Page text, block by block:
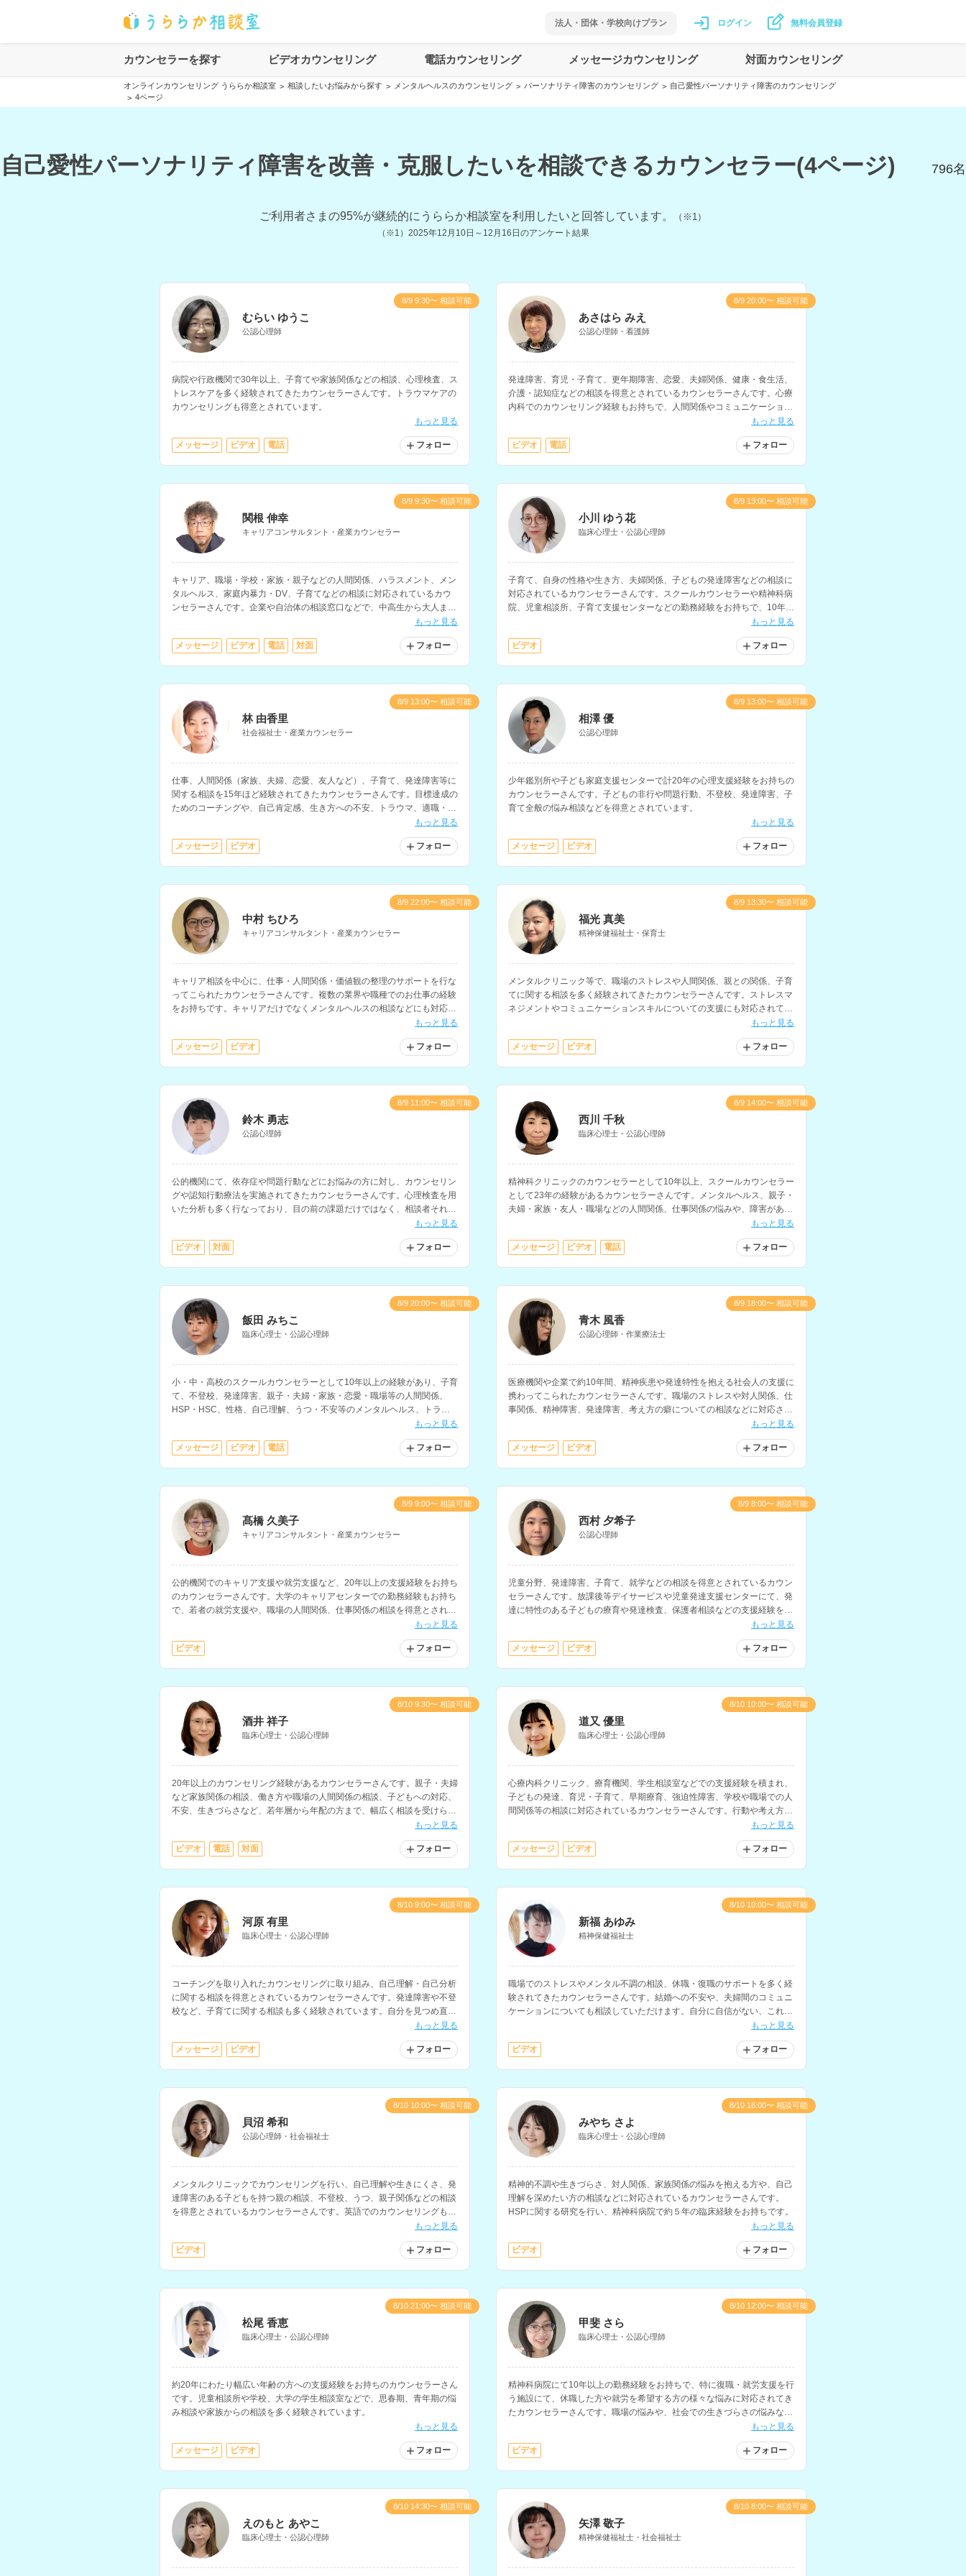
法人・団体・学校向けプラン ログイン 無料会員登録
カウンセラーを探す ビデオカウンセリング 電話カウンセリング メッセージカウンセリング 対面カウンセリング
オンラインカウンセリング うららか相談室 > 相談したいお悩みから探す > メンタルヘルスのカウンセリング > パーソナリティ障害のカウンセリング > 自己愛性パーソナリティ障害のカウンセリング
> 4ページ
自己愛性パーソナリティ障害を改善・克服したいを相談できるカウンセラー(4ページ) 796名
ご利用者さまの95%が継続的にうららか相談室を利用したいと回答しています。 （※1）
（※1） 2025年12月10日～12月16日 のアンケート結果
むらい ゆうこ
公認心理師
病院や行政機関で30年以上、子育てや家族関係などの相談、心理検査、ス
トレスケアを多く経験されてきたカウンセラーさんです。トラウマケアの
カウンセリングも得意とされています。
もっと見る
メッセージ ビデオ 電話 フォロー
8/9 9:30〜 相談可能
あさはら みえ
公認心理師・看護師
発達障害、育児・子育て、更年期障害、恋愛、夫婦関係、健康・食生活、
介護・認知症などの相談を得意とされているカウンセラーさんです。心療
内科でのカウンセリング経験もお持ちで、人間関係やコミュニケーショ
もっと見る
ビデオ 電話 フォロー
8/9 20:00〜 相談可能
関根 伸幸
キャリアコンサルタント・産業カウンセラー
キャリア、職場・学校・家族・親子などの人間関係、ハラスメント、メン
タルヘルス、家庭内暴力・DV、子育てなどの相談に対応されているカウ
ンセラーさんです。企業や自治体の相談窓口などで、中高生から大人まで
もっと見る
メッセージ ビデオ 電話 対面 フォロー
8/9 9:30〜 相談可能
小川 ゆう花
臨床心理士・公認心理師
子育て、自身の性格や生き方、夫婦関係、子どもの発達障害などの相談に
対応されているカウンセラーさんです。スクールカウンセラーや精神科病
院、児童相談所、子育て支援センターなどの勤務経験をお持ちで、10年以
もっと見る
ビデオ フォロー
8/9 13:00〜 相談可能
林 由香里
社会福祉士・産業カウンセラー
仕事、人間関係（家族、夫婦、恋愛、友人など）、子育て、発達障害等に
関する相談を15年ほど経験されてきたカウンセラーさんです。目標達成の
ためのコーチングや、自己肯定感、生き方への不安、トラウマ、適職・復
もっと見る
メッセージ ビデオ フォロー
8/9 13:00〜 相談可能
相澤 優
公認心理師
少年鑑別所や子ども家庭支援センターで計20年の心理支援経験をお持ちの
カウンセラーさんです。子どもの非行や問題行動、不登校、発達障害、子
育て全般の悩み相談などを得意とされています。
もっと見る
メッセージ ビデオ フォロー
8/9 13:00〜 相談可能
中村 ちひろ
キャリアコンサルタント・産業カウンセラー
キャリア相談を中心に、仕事・人間関係・価値観の整理のサポートを行な
ってこられたカウンセラーさんです。複数の業界や職種でのお仕事の経験
をお持ちです。キャリアだけでなくメンタルヘルスの相談などにも対応さ
もっと見る
メッセージ ビデオ フォロー
8/9 22:00〜 相談可能
福光 真美
精神保健福祉士・保育士
メンタルクリニック等で、職場のストレスや人間関係、親との関係、子育
てに関する相談を多く経験されてきたカウンセラーさんです。ストレスマ
ネジメントやコミュニケーションスキルについての支援にも対応されてい
もっと見る
メッセージ ビデオ フォロー
8/9 13:30〜 相談可能
鈴木 勇志
公認心理師
公的機関にて、依存症や問題行動などにお悩みの方に対し、カウンセリン
グや認知行動療法を実施されてきたカウンセラーさんです。心理検査を用
いた分析も多く行なっており、目の前の課題だけではなく、相談者それぞ
れの人生や背景にある生き方の問題まで含めたカウンセリングを行なって
もっと見る
ビデオ 対面 フォロー
8/9 11:00〜 相談可能
西川 千秋
臨床心理士・公認心理師
精神科クリニックのカウンセラーとして10年以上、スクールカウンセラー
として23年の経験があるカウンセラーさんです。メンタルヘルス、親子・
夫婦・家族・友人・職場などの人間関係、仕事関係の悩みや、障害がある
もっと見る
メッセージ ビデオ 電話 フォロー
8/9 14:00〜 相談可能
飯田 みちこ
臨床心理士・公認心理師
小・中・高校のスクールカウンセラーとして10年以上の経験があり、子育
て、不登校、発達障害、親子・夫婦・家族・恋愛・職場等の人間関係、
HSP・HSC、性格、自己理解、うつ・不安等のメンタルヘルス、トラウ
マ、ストレス・アンガーマネジメントの相談などに対応されているカウン
もっと見る
メッセージ ビデオ 電話 フォロー
8/9 20:00〜 相談可能
青木 風香
公認心理師・作業療法士
医療機関や企業で約10年間、精神疾患や発達特性を抱える社会人の支援に
携わってこられたカウンセラーさんです。職場のストレスや対人関係、仕
事関係、精神障害、発達障害、考え方の癖についての相談などに対応され
もっと見る
メッセージ ビデオ フォロー
8/9 18:00〜 相談可能
髙橋 久美子
キャリアコンサルタント・産業カウンセラー
公的機関でのキャリア支援や就労支援など、20年以上の支援経験をお持ち
のカウンセラーさんです。大学のキャリアセンターでの勤務経験もお持ち
で、若者の就労支援や、職場の人間関係、仕事関係の相談を得意とされて
もっと見る
ビデオ フォロー
8/9 9:00〜 相談可能
西村 夕希子
公認心理師
児童分野、発達障害、子育て、就学などの相談を得意とされているカウン
セラーさんです。放課後等デイサービスや児童発達支援センターにて、発
達に特性のある子どもの療育や発達検査、保護者相談などの支援経験をお
もっと見る
メッセージ ビデオ フォロー
8/9 8:00〜 相談可能
酒井 祥子
臨床心理士・公認心理師
20年以上のカウンセリング経験があるカウンセラーさんです。親子・夫婦
など家族関係の相談、働き方や職場の人間関係の相談、子どもへの対応、
不安、生きづらさなど、若年層から年配の方まで、幅広く相談を受けられ
※性依存・性犯罪に関するご相談には対応しておりません。ご了承くださ
もっと見る
ビデオ 電話 対面 フォロー
8/10 9:30〜 相談可能
道又 優里
臨床心理士・公認心理師
心療内科クリニック、療育機関、学生相談室などでの支援経験を積まれ、
子どもの発達、育児・子育て、早期療育、強迫性障害、学校や職場での人
間関係等の相談に対応されているカウンセラーさんです。行動や考え方に
もっと見る
メッセージ ビデオ フォロー
8/10 10:00〜 相談可能
河原 有里
臨床心理士・公認心理師
コーチングを取り入れたカウンセリングに取り組み、自己理解・自己分析
に関する相談を得意とされているカウンセラーさんです。発達障害や不登
校など、子育てに関する相談も多く経験されています。自分を見つめ直し
もっと見る
メッセージ ビデオ フォロー
8/10 9:00〜 相談可能
新福 あゆみ
精神保健福祉士
職場でのストレスやメンタル不調の相談、休職・復職のサポートを多く経
験されてきたカウンセラーさんです。結婚への不安や、夫婦間のコミュニ
ケーションについても相談していただけます。自分に自信がない、これか
らどうしたら良いのかわからないと悩まれている方にもおすすめです。
もっと見る
ビデオ フォロー
8/10 10:00〜 相談可能
貝沼 希和
公認心理師・社会福祉士
メンタルクリニックでカウンセリングを行い、自己理解や生きにくさ、発
達障害のある子どもを持つ親の相談、不登校、うつ、親子関係などの相談
を得意とされているカウンセラーさんです。英語でのカウンセリングも可
能で、大学でのキャリアカウンセリングなどの経験もお持ちです。もっと見る
ビデオ フォロー
8/10 10:00〜 相談可能
みやち さよ
臨床心理士・公認心理師
精神的不調や生きづらさ、対人関係、家族関係の悩みを抱える方や、自己
理解を深めたい方の相談などに対応されているカウンセラーさんです。
HSPに関する研究を行い、精神科病院で約５年の臨床経験をお持ちです。
もっと見る
ビデオ フォロー
8/10 16:00〜 相談可能
松尾 香恵
臨床心理士・公認心理師
約20年にわたり幅広い年齢の方への支援経験をお持ちのカウンセラーさん
です。児童相談所や学校、大学の学生相談室などで、思春期、青年期の悩
み相談や家族からの相談を多く経験されています。
もっと見る
メッセージ ビデオ フォロー
8/10 21:00〜 相談可能
甲斐 さら
臨床心理士・公認心理師
精神科病院にて10年以上の勤務経験をお持ちで、特に復職・就労支援を行
う施設にて、休職した方や就労を希望する方の様々な悩みに対応されてき
たカウンセラーさんです。職場の悩みや、社会での生きづらさの悩みなど
もっと見る
ビデオ フォロー
8/10 12:00〜 相談可能
えのもと あやこ
臨床心理士・公認心理師
8/10 14:30〜 相談可能
矢澤 敬子
精神保健福祉士・社会福祉士
8/10 8:00〜 相談可能